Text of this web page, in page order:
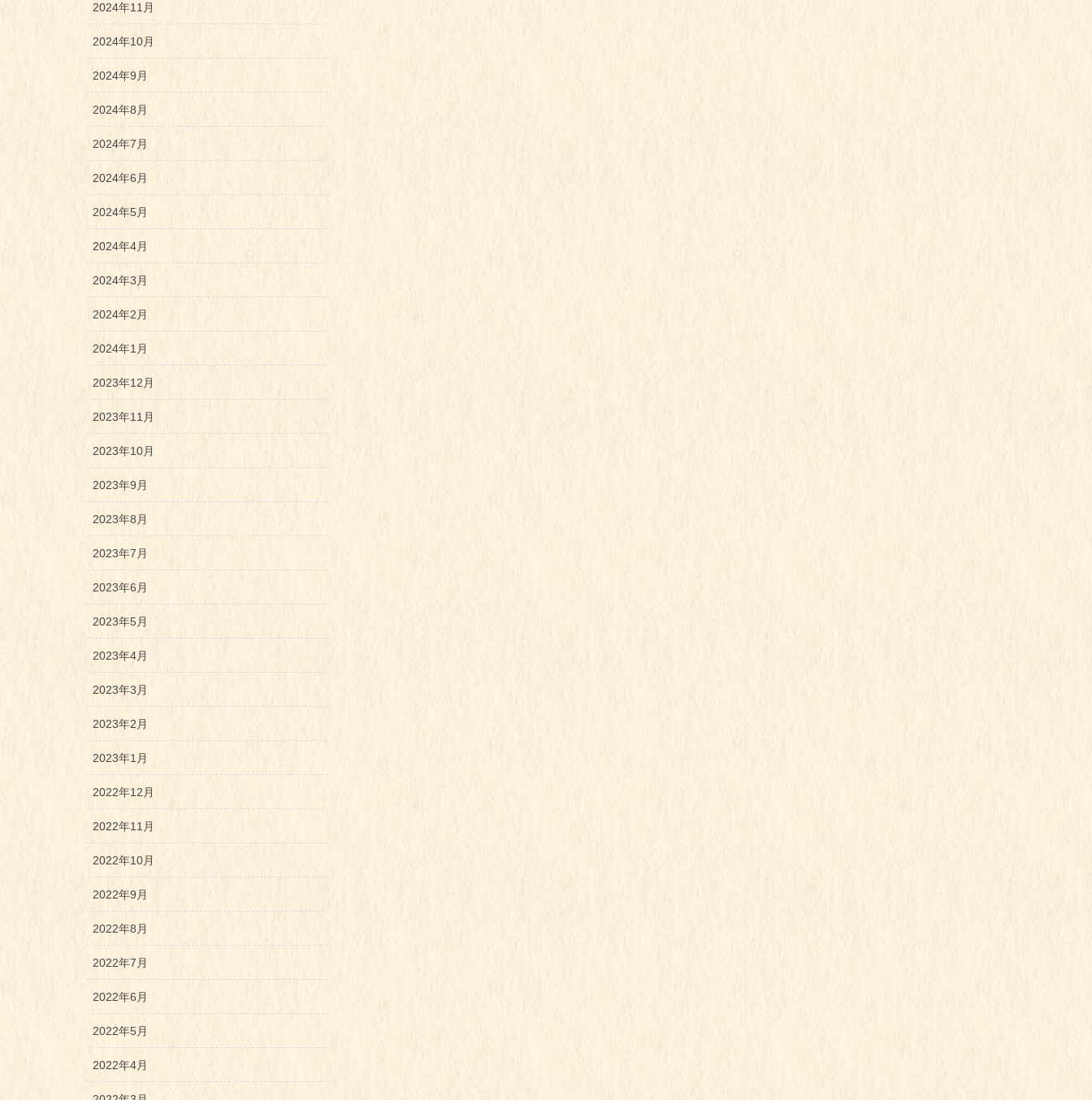
2024年11月
2024年10月
2024年9月
2024年8月
2024年7月
2024年6月
2024年5月
2024年4月
2024年3月
2024年2月
2024年1月
2023年12月
2023年11月
2023年10月
2023年9月
2023年8月
2023年7月
2023年6月
2023年5月
2023年4月
2023年3月
2023年2月
2023年1月
2022年12月
2022年11月
2022年10月
2022年9月
2022年8月
2022年7月
2022年6月
2022年5月
2022年4月